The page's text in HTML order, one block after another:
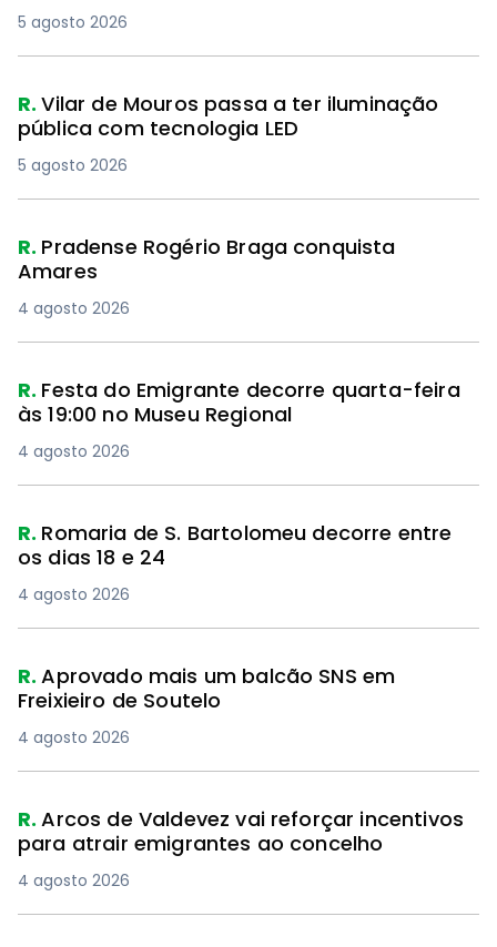
5 agosto 2026
R.Vilar de Mouros passa a ter iluminação
pública com tecnologia LED
5 agosto 2026
R. Pradense Rogério Braga conquista
Amares
4 agosto 2026
R. Festa do Emigrante decorre quarta-feira
às 19:00 no Museu Regional
4 agosto 2026
R. Romaria de S. Bartolomeu decorre entre
os dias 18 e 24
4 agosto 2026
R.Aprovado mais um balcão SNS em
Freixieiro de Soutelo
4 agosto 2026
R.Arcos de Valdevez vai reforçar incentivos
para atrair emigrantes ao concelho
4 agosto 2026